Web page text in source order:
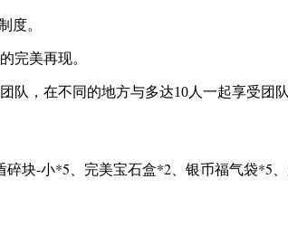
度。
美再现。
，在不同的地方与多达10人一起享受团
碎块-小*5、完美宝石盒*2、银币福气袋*5